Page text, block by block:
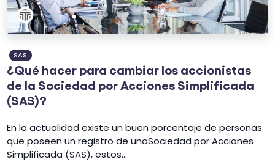
SAS
¿Qué hacer para cambiar los accionistas
de la Sociedad por Acciones Simplificada
(SAS)?
En la actualidad existe un buen porcentaje de personas
que poseen un registro de unaSociedad por Acciones
Simplificada (SAS), estos...